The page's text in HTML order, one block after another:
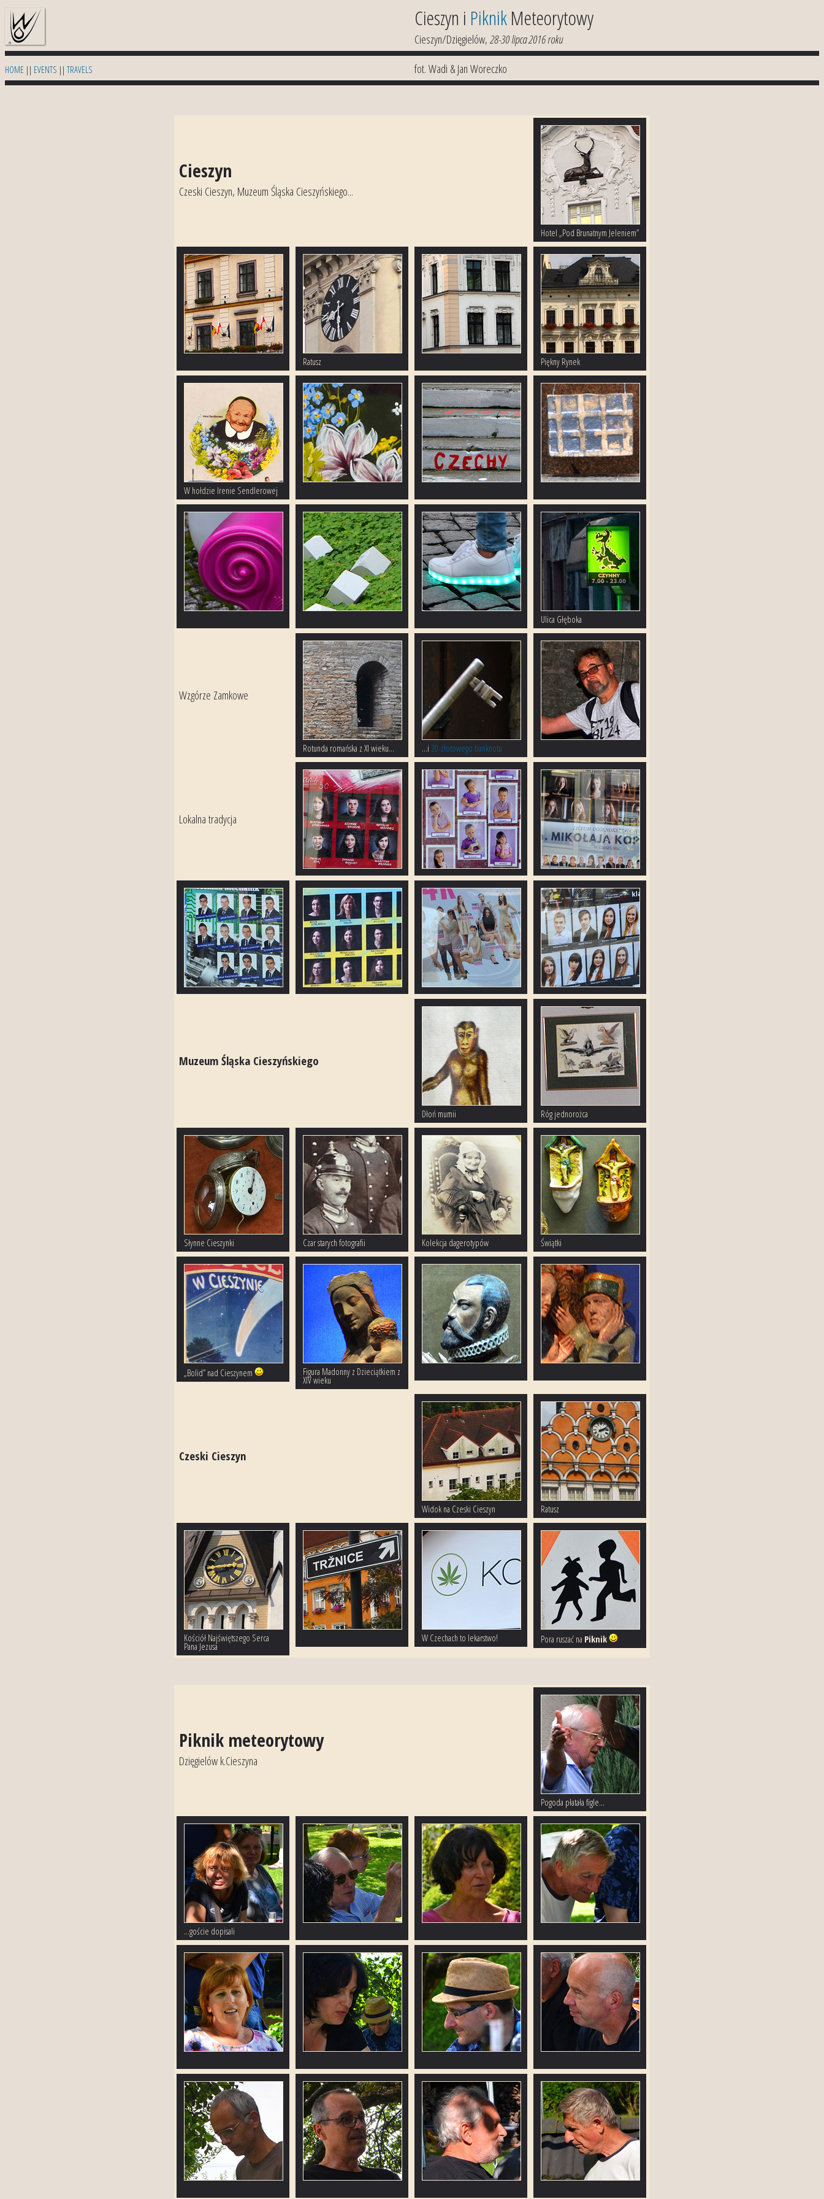
Cieszyn i PiknikMeteorytowy
Cieszyn/Dzięgielów, 28-30 lipca 2016 roku
HOME || EVENTS || TRAVELS fot. Wadi & Jan Woreczko
Cieszyn
Czeski Cieszyn, Muzeum Śląska Cieszyńskiego...
Hotel „Pod Brunatnym Jeleniem”
Ratusz Piękny Rynek
W hołdzie Irenie Sendlerowej
Ulica Głęboka
Wzgórze Zamkowe
Rotunda romańska z XI wieku... ...i 20-złotowego banknotu
Lokalna tradycja
Muzeum Śląska Cieszyńskiego
Dłoń mumii Róg jednorożca
Słynne Cieszynki Czar starych fotografii Kolekcja dagerotypów Świątki
„Bolid” nad Cieszynem Figura Madonny z Dzieciątkiem z
XIV wieku
Czeski Cieszyn
Widok na Czeski Cieszyn Ratusz
Kościół Najświętszego Serca
Pana Jezusa
W Czechach to lekarstwo! Pora ruszać na Piknik
Piknik meteorytowy
Dzięgielów k.Cieszyna
Pogoda płatała figle...
...goście dopisali